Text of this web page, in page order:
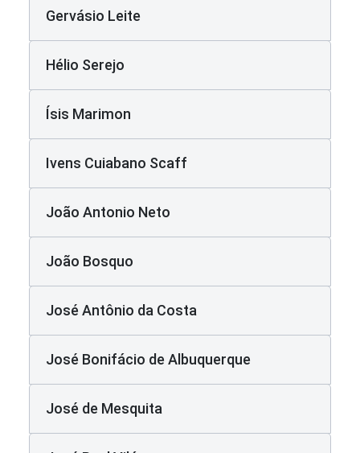
Gervásio Leite
Hélio Serejo
Ísis Marimon
Ivens Cuiabano Scaff
João Antonio Neto
João Bosquo
José Antônio da Costa
José Bonifácio de Albuquerque
José de Mesquita